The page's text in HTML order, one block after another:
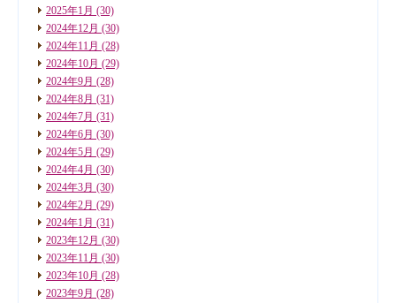
2025年1月 (30)
2024年12月 (30)
2024年11月 (28)
2024年10月 (29)
2024年9月 (28)
2024年8月 (31)
2024年7月 (31)
2024年6月 (30)
2024年5月 (29)
2024年4月 (30)
2024年3月 (30)
2024年2月 (29)
2024年1月 (31)
2023年12月 (30)
2023年11月 (30)
2023年10月 (28)
2023年9月 (28)